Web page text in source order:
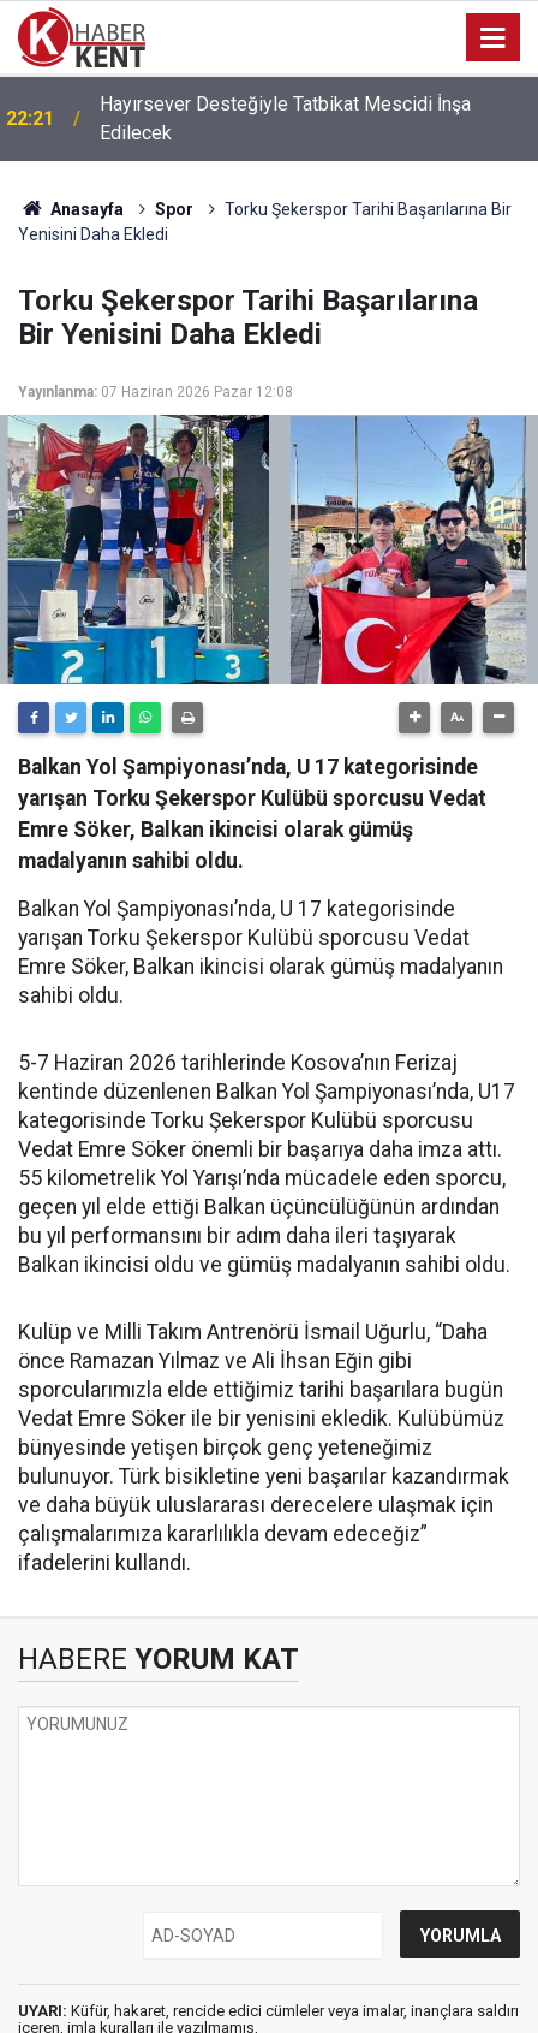
22:21
Hayırsever Desteğiyle Tatbikat Mescidi İnşa
Edilecek
Anasayfa Spor
Torku Şekerspor Tarihi Başarılarına Bir
Yenisini Daha Ekledi
Torku Şekerspor Tarihi Başarılarına
Bir Yenisini Daha Ekledi
Yayınlanma: 07 Haziran 2026 Pazar 12:08
Balkan Yol Şampiyonası’nda, U 17 kategorisinde
yarışan Torku Şekerspor Kulübü sporcusu Vedat
Emre Söker, Balkan ikincisi olarak gümüş
madalyanın sahibi oldu.
Balkan Yol Şampiyonası’nda, U 17 kategorisinde
yarışan Torku Şekerspor Kulübü sporcusu Vedat
Emre Söker, Balkan ikincisi olarak gümüş madalyanın
sahibi oldu.
5-7 Haziran 2026 tarihlerinde Kosova’nın Ferizaj
kentinde düzenlenen Balkan Yol Şampiyonası’nda, U17
kategorisinde Torku Şekerspor Kulübü sporcusu
Vedat Emre Söker önemli bir başarıya daha imza attı.
55 kilometrelik Yol Yarışı’nda mücadele eden sporcu,
geçen yıl elde ettiği Balkan üçüncülüğünün ardından
bu yıl performansını bir adım daha ileri taşıyarak
Balkan ikincisi oldu ve gümüş madalyanın sahibi oldu.
Kulüp ve Milli Takım Antrenörü İsmail Uğurlu, “Daha
önce Ramazan Yılmaz ve Ali İhsan Eğin gibi
sporcularımızla elde ettiğimiz tarihi başarılara bugün
Vedat Emre Söker ile bir yenisini ekledik. Kulübümüz
bünyesinde yetişen birçok genç yeteneğimiz
bulunuyor. Türk bisikletine yeni başarılar kazandırmak
ve daha büyük uluslararası derecelere ulaşmak için
çalışmalarımıza kararlılıkla devam edeceğiz”
ifadelerini kullandı.
HABERE YORUM KAT
UYARI: Küfür, hakaret, rencide edici cümleler veya imalar, inançlara saldırı
içeren, imla kuralları ile yazılmamış,